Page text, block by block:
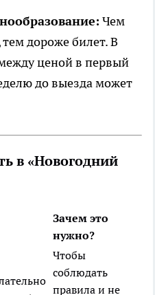
Чем
дороже билет. В
ценой в первый
до выезда может
в «Новогодний
Зачем это
нужно?
Чтобы
соблюдать
правила и не